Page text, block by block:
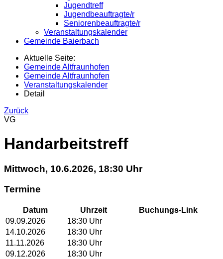
Jugendtreff
Jugendbeauftragte/r
Seniorenbeauftragte/r
Veranstaltungskalender
Gemeinde Baierbach
Aktuelle Seite:
Gemeinde Altfraunhofen
Gemeinde Altfraunhofen
Veranstaltungskalender
Detail
Zurück
VG
Handarbeitstreff
Mittwoch, 10.6.2026, 18:30 Uhr
Termine
Datum Uhrzeit
Buchungs-Link
09.09.2026
18:30 Uhr
14.10.2026
18:30 Uhr
11.11.2026
18:30 Uhr
09.12.2026
18:30 Uhr